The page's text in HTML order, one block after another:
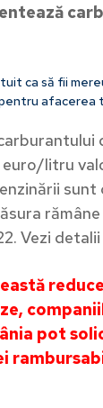
ca să fii
afacerea
euro/litru
sunt
Vezi detalii
pot